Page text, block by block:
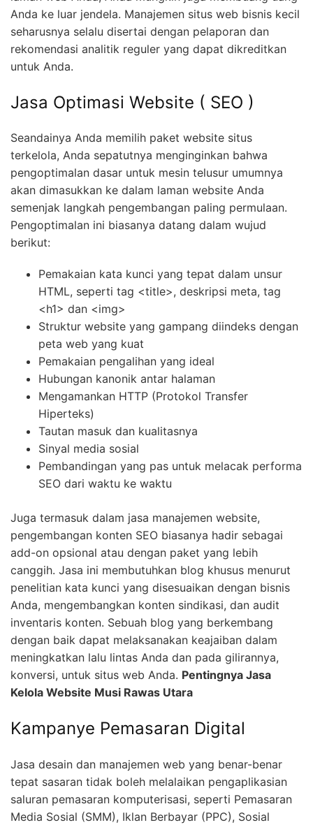
Anda ke luar jendela. Manajemen situs web bisnis kecil
seharusnya selalu disertai dengan pelaporan dan
rekomendasi analitik reguler yang dapat dikreditkan
untuk Anda.
Jasa Optimasi Website ( SEO )
Seandainya Anda memilih paket website situs
terkelola, Anda sepatutnya menginginkan bahwa
pengoptimalan dasar untuk mesin telusur umumnya
akan dimasukkan ke dalam laman website Anda
semenjak langkah pengembangan paling permulaan.
Pengoptimalan ini biasanya datang dalam wujud
berikut:
Pemakaian kata kunci yang tepat dalam unsur
HTML, seperti tag <title>, deskripsi meta, tag
<h1> dan <img>
Struktur website yang gampang diindeks dengan
peta web yang kuat
Pemakaian pengalihan yang ideal
Hubungan kanonik antar halaman
Mengamankan HTTP (Protokol Transfer
Hiperteks)
Tautan masuk dan kualitasnya
Sinyal media sosial
Pembandingan yang pas untuk melacak performa
SEO dari waktu ke waktu
Juga termasuk dalam jasa manajemen website,
pengembangan konten SEO biasanya hadir sebagai
add-on opsional atau dengan paket yang lebih
canggih. Jasa ini membutuhkan blog khusus menurut
penelitian kata kunci yang disesuaikan dengan bisnis
Anda, mengembangkan konten sindikasi, dan audit
inventaris konten. Sebuah blog yang berkembang
dengan baik dapat melaksanakan keajaiban dalam
meningkatkan lalu lintas Anda dan pada gilirannya,
konversi, untuk situs web Anda. Pentingnya Jasa
Kelola Website Musi Rawas Utara
Kampanye Pemasaran Digital
Jasa desain dan manajemen web yang benar-benar
tepat sasaran tidak boleh melalaikan pengaplikasian
saluran pemasaran komputerisasi, seperti Pemasaran
Media Sosial (SMM), Iklan Berbayar (PPC), Sosial